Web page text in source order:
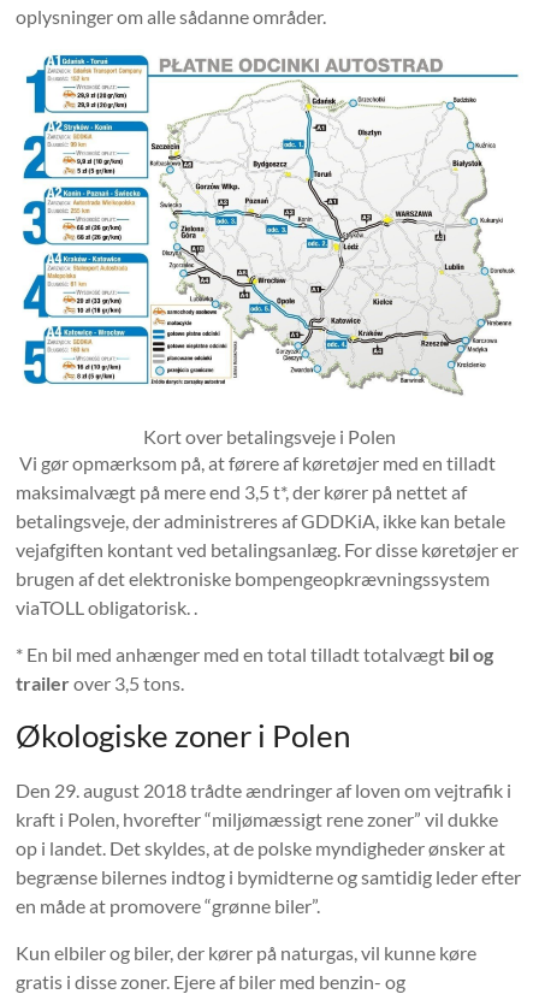
oplysninger om alle sådanne områder.
Kort over betalingsveje i Polen
Vi gør opmærksom på, at førere af køretøjer med en tilladt
maksimalvægt på mere end 3,5 t*, der kører på nettet af
betalingsveje, der administreres af GDDKiA, ikke kan betale
vejafgiften kontant ved betalingsanlæg. For disse køretøjer er
brugen af ​​det elektroniske bompengeopkrævningssystem
viaTOLL obligatorisk. .
* En bil med anhænger med en total tilladt totalvægt bil og
trailerover 3,5 tons.
Økologiske zoner i Polen
Den 29. august 2018 trådte ændringer af loven om vejtrafik i
kraft i Polen, hvorefter “miljømæssigt rene zoner” vil dukke
op i landet. Det skyldes, at de polske myndigheder ønsker at
begrænse bilernes indtog i bymidterne og samtidig leder efter
en måde at promovere “grønne biler”.
Kun elbiler og biler, der kører på naturgas, vil kunne køre
gratis i disse zoner. Ejere af biler med benzin- og